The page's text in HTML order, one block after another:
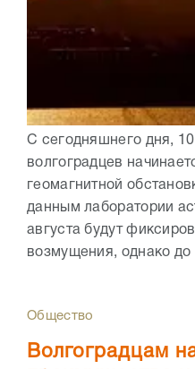
С сегодняшнего дня, 10
волгоградцев
геомагнитной
данным лаборатории
августа будут
возмущения, однако до
Общество
Волгоградцам